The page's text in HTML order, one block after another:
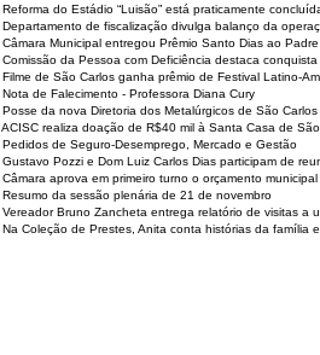
Reforma do Estádio “Luisão” está praticamente
Departamento de fiscalização divulga balanço da
Câmara Municipal entregou Prêmio Santo Dias ao
Comissão da Pessoa com Deficiência destaca
Filme de São Carlos ganha prêmio de Festival Latino-
Nota de Falecimento - Professora Diana Cury
Posse da nova Diretoria dos Metalúrgicos de São
ACISC realiza doação de R$40 mil à Santa Casa de
Pedidos de Seguro-Desemprego, Mercado e Gestão
Gustavo Pozzi e Dom Luiz Carlos Dias participam de
Câmara aprova em primeiro turno o orçamento
Resumo da sessão plenária de 21 de novembro
Vereador Bruno Zancheta entrega relatório de visitas a
Na Coleção de Prestes, Anita conta histórias da família